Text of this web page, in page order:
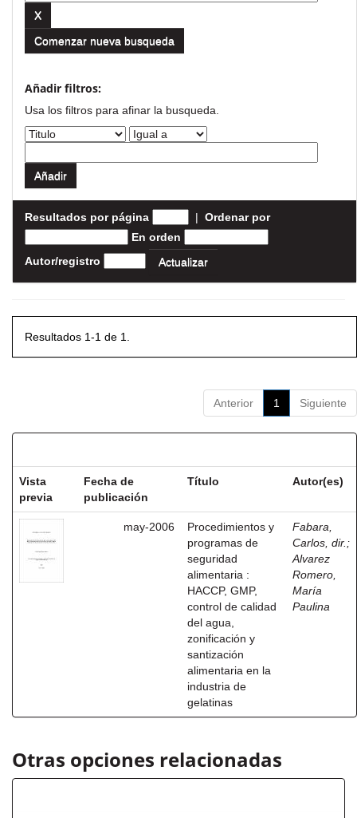
Comenzar nueva busqueda
Añadir filtros:
Usa los filtros para afinar la busqueda.
Resultados por página | Ordenar por
En orden
Autor/registro
Resultados 1-1 de 1.
Anterior 1 Siguiente
Vista
previa
Fecha de
publicación
Título Autor(es)
may-2006
Procedimientos y
programas de
seguridad
alimentaria :
HACCP, GMP,
control de calidad
del agua,
zonificación y
santización
alimentaria en la
industria de
gelatinas
Fabara,
Carlos, dir. ;
Alvarez
Romero,
María
Paulina
Otras opciones relacionadas